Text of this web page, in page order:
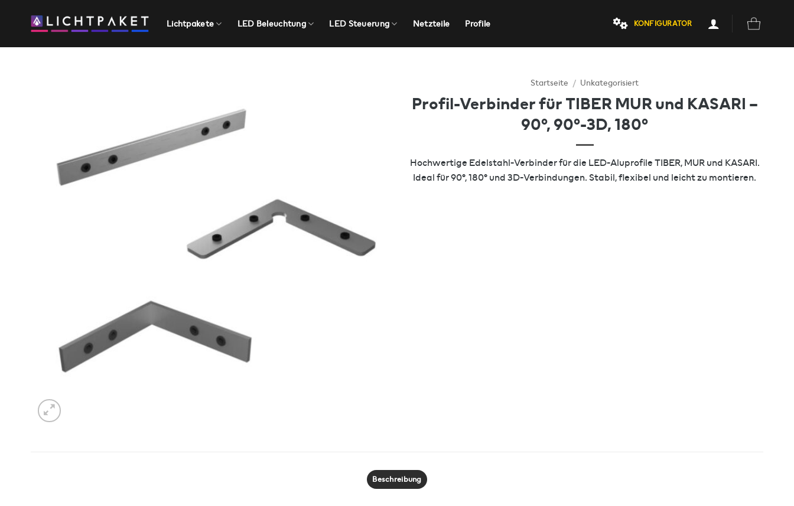
springen
Lichtpakete LED Beleuchtung LED Steuerung Netzteile Profile KONFIGURATOR
Startseite / Unkategorisiert
Profil-Verbinder für TIBER MUR und KASARI –
90°, 90°-3D, 180°
Hochwertige Edelstahl-Verbinder für die LED-Aluprofile TIBER, MUR und KASARI.
Ideal für 90°, 180° und 3D-Verbindungen. Stabil, flexibel und leicht zu montieren.
Beschreibung